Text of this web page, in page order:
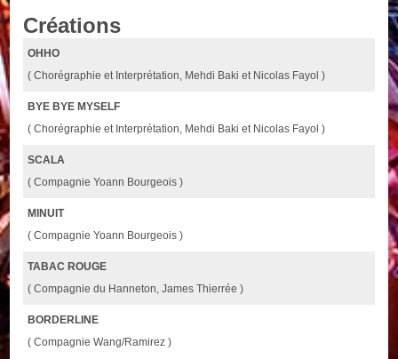
Créations
OHHO
( Chorégraphie et Interprétation, Mehdi Baki et Nicolas Fayol )
BYE BYE MYSELF
( Chorégraphie et Interprétation, Mehdi Baki et Nicolas Fayol )
SCALA
( Compagnie Yoann Bourgeois )
MINUIT
( Compagnie Yoann Bourgeois )
TABAC ROUGE
( Compagnie du Hanneton, James Thierrée )
BORDERLINE
( Compagnie Wang/Ramirez )